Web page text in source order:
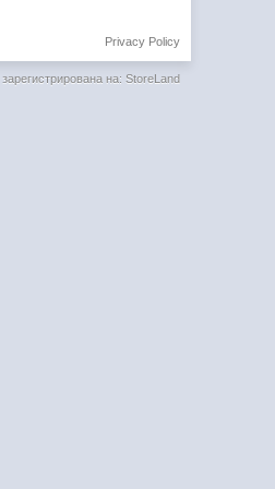
Privacy Policy
на: StoreLand